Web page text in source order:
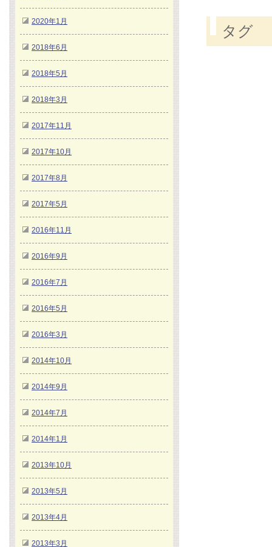
タグ
2020年1月
2018年6月
2018年5月
2018年3月
2017年11月
2017年10月
2017年8月
2017年5月
2016年11月
2016年9月
2016年7月
2016年5月
2016年3月
2014年10月
2014年9月
2014年7月
2014年1月
2013年10月
2013年5月
2013年4月
2013年3月